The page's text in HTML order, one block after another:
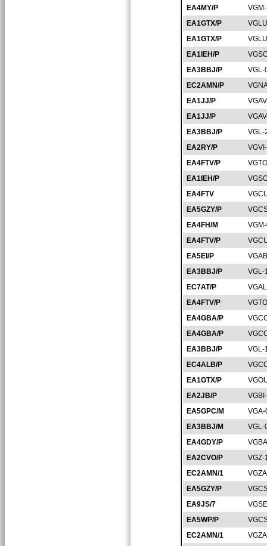
EA4MY/P
EA1GTX/P
EA1GTX/P
EA1IEH/P
EA3BBJ/P
VGL-
EC2AMN/P
EA1JJ/P
EA1JJ/P
EA3BBJ/P
VGL-
EA2RY/P
EA4FTV/P
EA1IEH/P
EA4FTV
EA5GZY/P
EA4FH/M
EA4FTV/P
EA5EI/P
EA3BBJ/P
VGL-
EC7AT/P
EA4FTV/P
EA4GBA/P
EA4GBA/P
EA3BBJ/P
VGL-
EC4ALB/P
EA1GTX/P
EA2JB/P
EA5GPC/M
EA3BBJ/M
VGL-
EA4GDY/P
EA2CVO/P
VGZ-
EC2AMN/1
EA5GZY/P
EA9JS/7
EA5WP/P
EC2AMN/1